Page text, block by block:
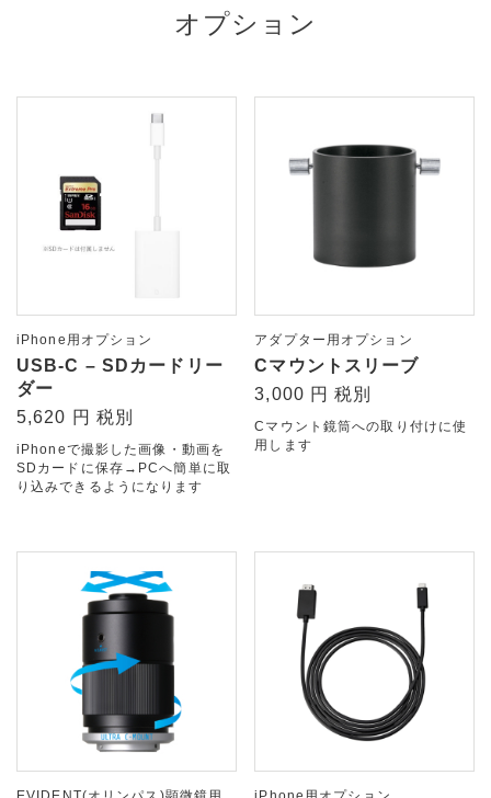
オプション
iPhone用オプション
USB-C – SDカードリー
ダー
5,620 円 税別
iPhoneで撮影した画像・動画を
SDカードに保存→PCへ簡単に取
り込みできるようになります
アダプター用オプション
Cマウントスリーブ
3,000 円 税別
Cマウント鏡筒への取り付けに使
用します